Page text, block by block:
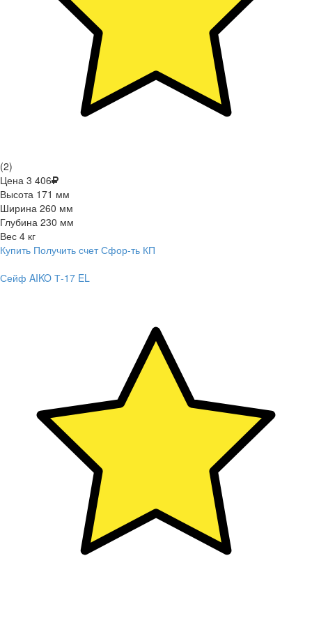
(2)
Цена 3 406
Высота 171 мм
Ширина 260 мм
Глубина 230 мм
Вес 4 кг
Купить Получить счет Сфор-ть КП
Сейф AIKO Т-17 EL